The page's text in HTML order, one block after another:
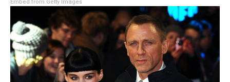
Embed from Getty Images